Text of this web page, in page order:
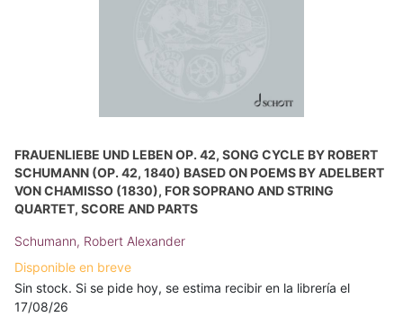
FRAUENLIEBE UND LEBEN OP. 42, SONG CYCLE BY ROBERT
SCHUMANN (OP. 42, 1840) BASED ON POEMS BY ADELBERT
VON CHAMISSO (1830), FOR SOPRANO AND STRING
QUARTET, SCORE AND PARTS
Schumann, Robert Alexander
Disponible en breve
Sin stock. Si se pide hoy, se estima recibir en la librería el
17/08/26